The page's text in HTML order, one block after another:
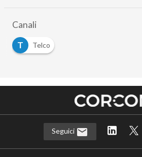
Canali
T
Telco
Seguici